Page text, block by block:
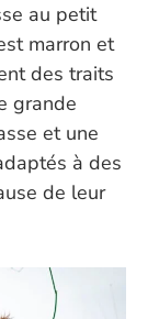
au petit
marron et
des traits
grande
et une
à des
de leur